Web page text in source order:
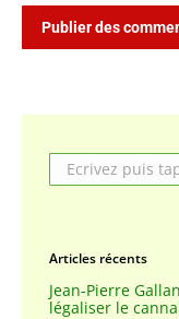
Publier des
Search:
Articles récents
Jean-Pierre
légaliser le